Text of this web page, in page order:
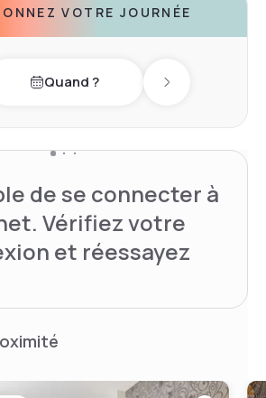
VOTRE JOURNÉE
dayQuand ? Next day
de se connecter à
Vérifiez votre
et réessayez